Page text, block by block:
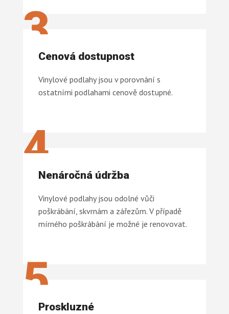
3
Cenová dostupnost
Vinylové podlahy jsou v porovnání s
ostatními podlahami cenově dostupné.
4
Nenáročná údržba
Vinylové podlahy jsou odolné vůči
poškrábání, skvrnám a zářezům. V případě
mírného poškrábání je možné je renovovat.
5
Proskluzné